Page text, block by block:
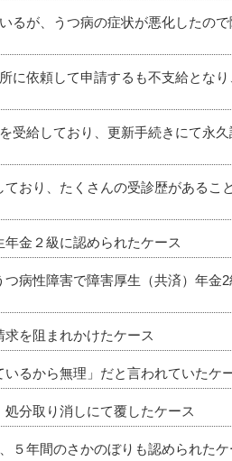
るが、うつ病の症状が悪化したの
に依頼して申請するも不支給とな
受給しており、更新手続きにて永
おり、たくさんの受診歴があるこ
年金２級に認められたケース
病性障害で障害厚生（共済）年金
求を阻まれかけたケース
いるから無理」だと言われていたケ
処分取り消しにて覆したケース
５年間のさかのぼりも認められたケ